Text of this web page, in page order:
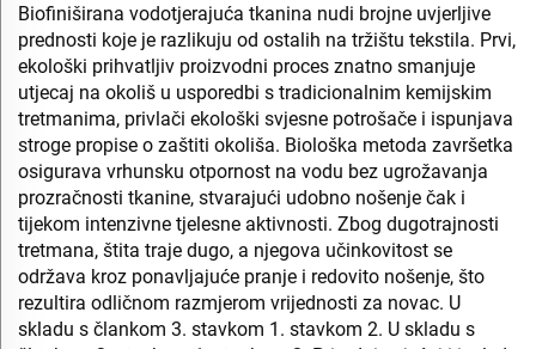
Biofiniširana vodotjerajuća tkanina nudi brojne uvjerljive
prednosti koje je razlikuju od ostalih na tržištu tekstila. Prvi,
ekološki prihvatljiv proizvodni proces znatno smanjuje
utjecaj na okoliš u usporedbi s tradicionalnim kemijskim
tretmanima, privlači ekološki svjesne potrošače i ispunjava
stroge propise o zaštiti okoliša. Biološka metoda završetka
osigurava vrhunsku otpornost na vodu bez ugrožavanja
prozračnosti tkanine, stvarajući udobno nošenje čak i
tijekom intenzivne tjelesne aktivnosti. Zbog dugotrajnosti
tretmana, štita traje dugo, a njegova učinkovitost se
održava kroz ponavljajuće pranje i redovito nošenje, što
rezultira odličnom razmjerom vrijednosti za novac. U
skladu s člankom 3. stavkom 1. stavkom 2. U skladu s